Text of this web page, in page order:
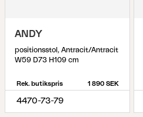
ANDY
positionsstol, Antracit/Antracit
W59 D73 H109 cm
Rek. butikspris 1 890 SEK
4470-73-79